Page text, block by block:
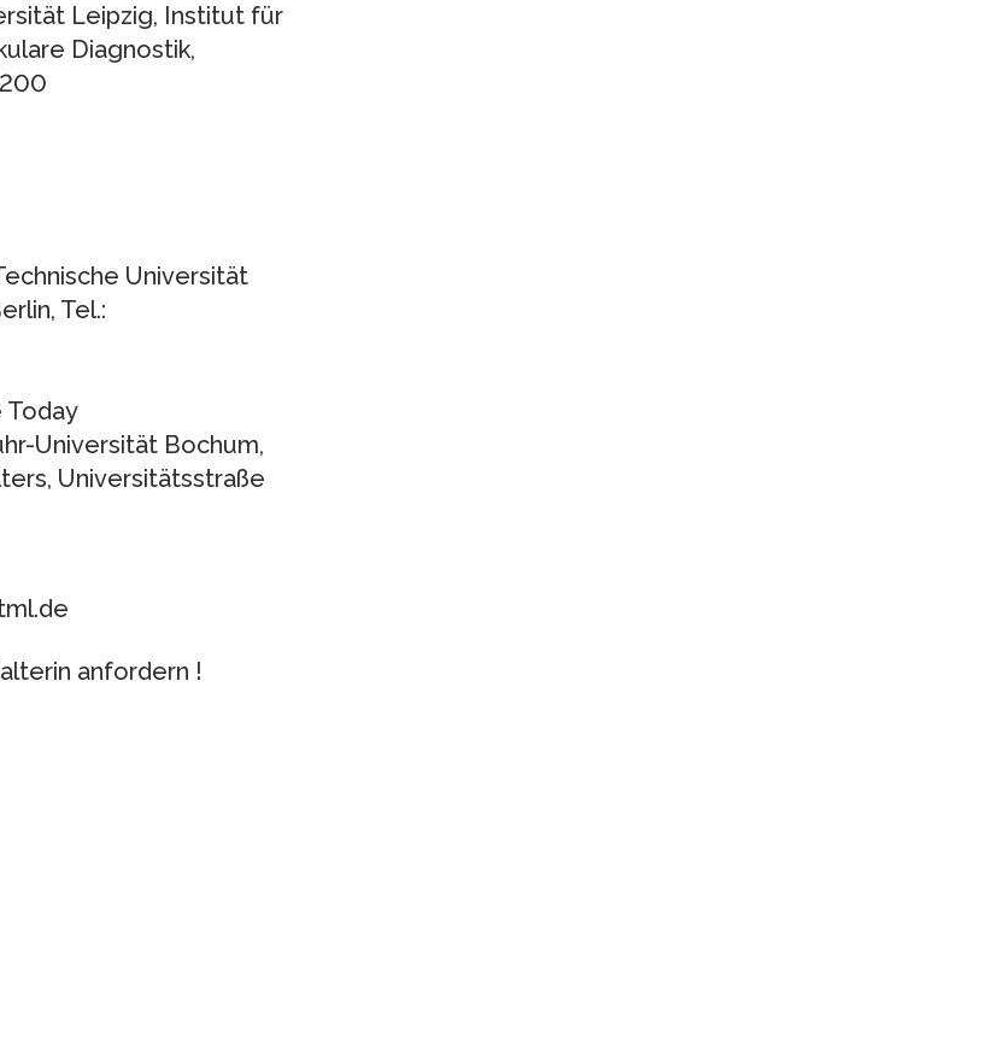
Leipzig, Institut für
Diagnostik,
Universität
Tel.:
Today
Universität Bochum,
Universitätsstraße
anfordern !